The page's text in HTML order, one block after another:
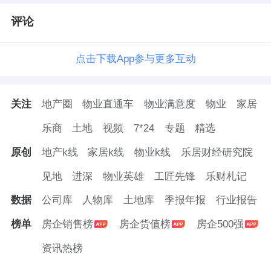
评论
点击下载App参与更多互动
关注 地产圈 物业直通车 物业满意度 物业 家居
乐商 土地 视频 7*24 专题 精选
原创 地产k线 家居k线 物业k线 乐居财经研究院
见地 进深 物业英雄 工匠先锋 乐财札记
数据 公司库 人物库 土地库 季报年报 行业报告
榜单 房企销售榜 房企货值榜 房企500强
资讯热榜